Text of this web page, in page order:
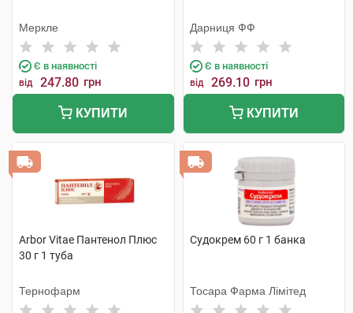
Меркле
Є в наявності
від 247.80 грн
КУПИТИ
Дарниця ФФ
Є в наявності
від 269.10 грн
КУПИТИ
Arbor Vitae Пантенол Плюс
30 г 1 туба
Тернофарм
Судокрем 60 г 1 банка
Тосара Фарма Лімітед